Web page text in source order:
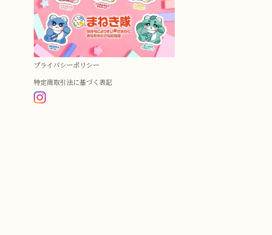
プライバシーポリシー
特定商取引法に基づく表記